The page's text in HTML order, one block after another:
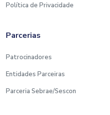
Política de Privacidade
Parcerias
Patrocinadores
Entidades Parceiras
Parceria Sebrae/Sescon